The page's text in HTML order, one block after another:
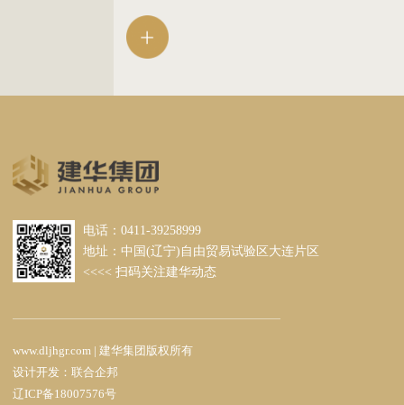
尔大连工厂、大连光洋智能制造装备产业园、
金石滩地质公园项目等国家、省、市重点项目
工程。
电话：0411-39258999
地址：中国(辽宁)自由贸易试验区大连片区
<<<< 扫码关注建华动态